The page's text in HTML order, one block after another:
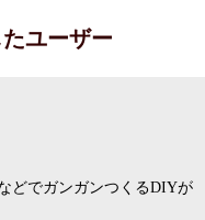
ユーザー
どでガンガンつくるDIYが